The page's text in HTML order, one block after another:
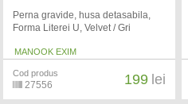
Perna gravide, husa detasabila,
Forma Literei U, Velvet / Gri
MANOOK EXIM
Cod produs
27556 199 lei